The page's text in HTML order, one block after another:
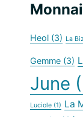
Heol (3) La
Gemme (3)
June
Luciole (1) La